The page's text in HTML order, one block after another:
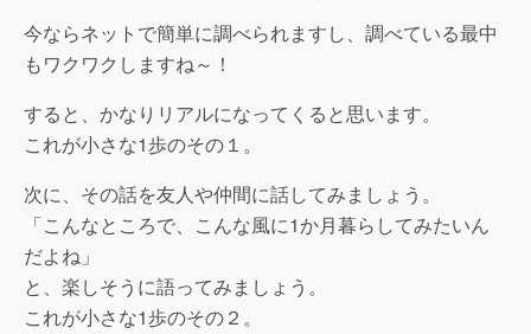
今ならネットで簡単に調べられますし、調べている最中
もワクワクしますね～！
すると、かなりリアルになってくると思います。
これが小さな1歩のその１。
次に、その話を友人や仲間に話してみましょう。
「こんなところで、こんな風に1か月暮らしてみたいん
だよね」
と、楽しそうに語ってみましょう。
これが小さな1歩のその２。